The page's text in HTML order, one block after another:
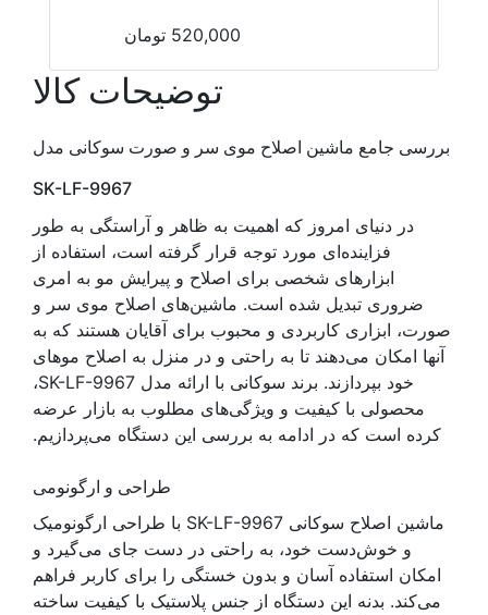
520,000 تومان
توضیحات کالا
بررسی جامع ماشین اصلاح موی سر و صورت سوکانی مدل
SK-LF-9967
در دنیای امروز که اهمیت به ظاهر و آراستگی به طور
فزاینده‌ای مورد توجه قرار گرفته است، استفاده از
ابزارهای شخصی برای اصلاح و پیرایش مو به امری
ضروری تبدیل شده است. ماشین‌های اصلاح موی سر و
صورت، ابزاری کاربردی و محبوب برای آقایان هستند که به
آنها امکان می‌دهند تا به راحتی و در منزل به اصلاح موهای
خود بپردازند. برند سوکانی با ارائه مدل SK-LF-9967،
محصولی با کیفیت و ویژگی‌های مطلوب به بازار عرضه
کرده است که در ادامه به بررسی این دستگاه می‌پردازیم.
طراحی و ارگونومی
ماشین اصلاح سوکانی SK-LF-9967 با طراحی ارگونومیک
و خوش‌دست خود، به راحتی در دست جای می‌گیرد و
امکان استفاده آسان و بدون خستگی را برای کاربر فراهم
می‌کند. بدنه این دستگاه از جنس پلاستیک با کیفیت ساخته